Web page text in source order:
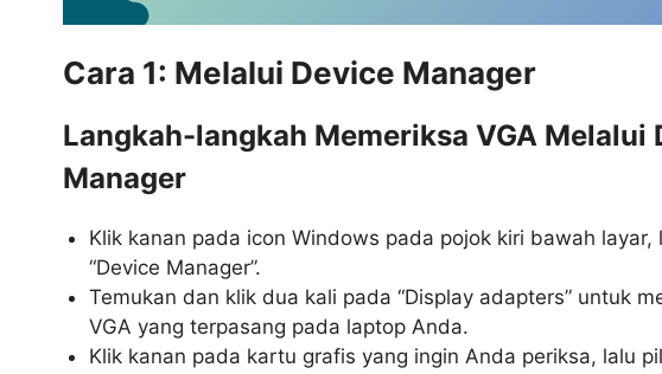
Cara 1: Melalui Device Manager
Langkah-langkah Memeriksa VGA Melalui
Manager
Klik kanan pada icon Windows pada pojok kiri bawah layar,
“Device Manager”.
Temukan dan klik dua kali pada “Display adapters” untuk
VGA yang terpasang pada laptop Anda.
Klik kanan pada kartu grafis yang ingin Anda periksa, lalu